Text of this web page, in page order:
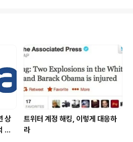
의미가 더 강합니다.
라는 뜻에서 높은 벼
의 장빙고에 가서 얼음
힌트를 얻어 안철수연
식힐 수 있도록 배에 31
상
원,
트위터 계정 해킹, 이렇게 대응하
라